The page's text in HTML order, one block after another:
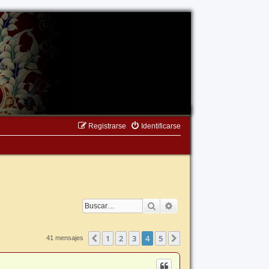
Identificarse
Registrarse
Buscar
41 mensajes Anterior
1 2 3 4 5